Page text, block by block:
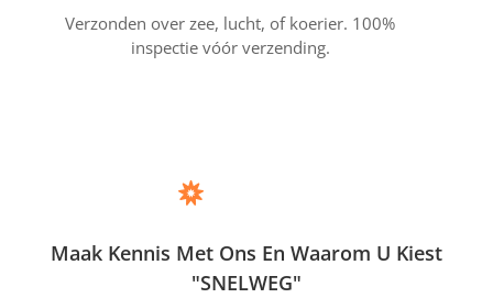
Verzonden over zee, lucht, of koerier. 100%
inspectie vóór verzending.
Maak Kennis Met Ons En Waarom U Kiest
"SNELWEG"